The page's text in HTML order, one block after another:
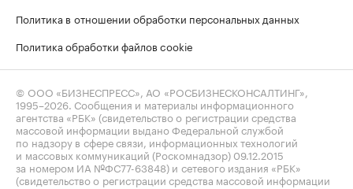
Политика в отношении обработки персональных данных
Политика обработки файлов cookie
© ООО «БИЗНЕСПРЕСС», АО «РОСБИЗНЕСКОНСАЛТИНГ»,
1995–2026. Сообщения и материалы информационного
агентства «РБК» (свидетельство о регистрации средства
массовой информации выдано Федеральной службой
по надзору в сфере связи, информационных технологий
и массовых коммуникаций (Роскомнадзор) 09.12.2015
за номером ИА №ФС77-63848) и сетевого издания «РБК»
(свидетельство о регистрации средства массовой информации